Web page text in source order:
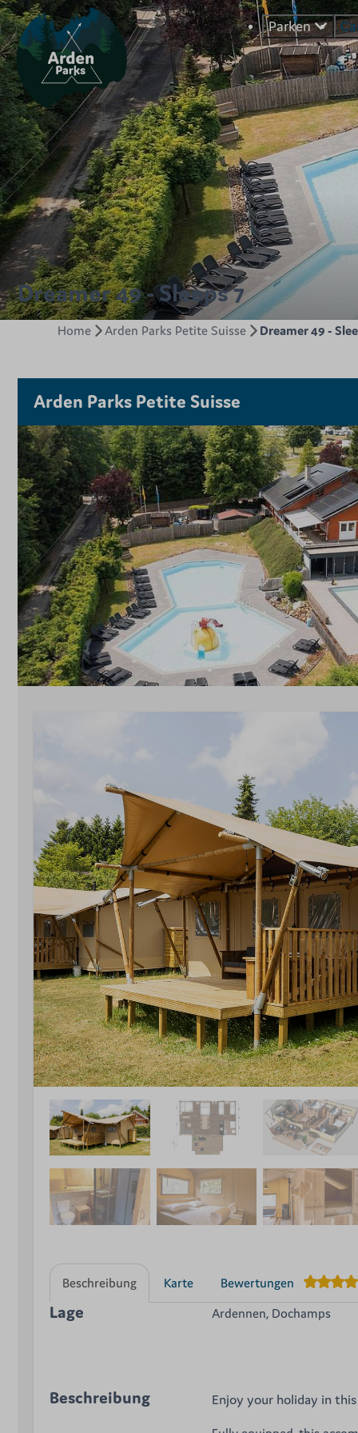
Parken
Dreamer 49 - Sleeps 7
Home Arden Parks Petite Suisse Dreamer 49 -
Arden Parks Petite Suisse
Beschreibung Karte Bewertungen
Lage Ardennen, Dochamps
Beschreibung Enjoy your holiday in